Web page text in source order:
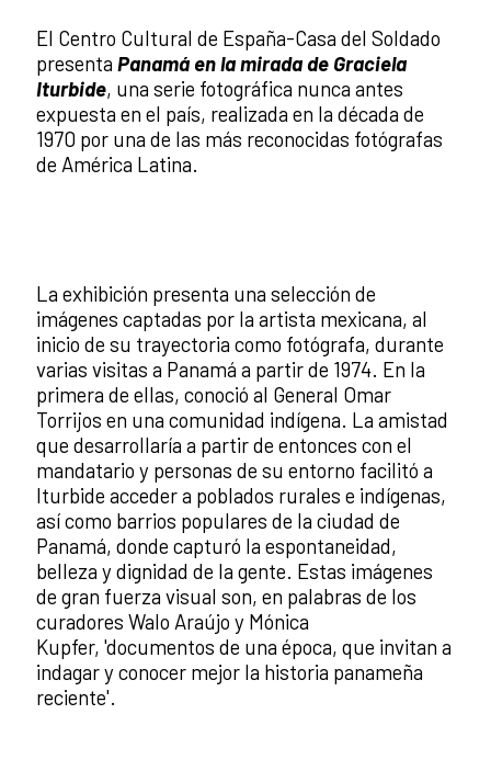
El Centro Cultural de España-Casa del Soldado
presenta Panamá en la mirada de Graciela
Iturbide, una serie fotográfica nunca antes
expuesta en el país, realizada en la década de
1970 por una de las más reconocidas fotógrafas
de América Latina.
La exhibición presenta una selección de
imágenes captadas por la artista mexicana, al
inicio de su trayectoria como fotógrafa, durante
varias visitas a Panamá a partir de 1974. En la
primera de ellas, conoció al General Omar
Torrijos en una comunidad indígena. La amistad
que desarrollaría a partir de entonces con el
mandatario y personas de su entorno facilitó a
Iturbide acceder a poblados rurales e indígenas,
así como barrios populares de la ciudad de
Panamá, donde capturó la espontaneidad,
belleza y dignidad de la gente. Estas imágenes
de gran fuerza visual son, en palabras de los
curadores Walo Araújo y Mónica
Kupfer, 'documentos de una época, que invitan a
indagar y conocer mejor la historia panameña
reciente'.